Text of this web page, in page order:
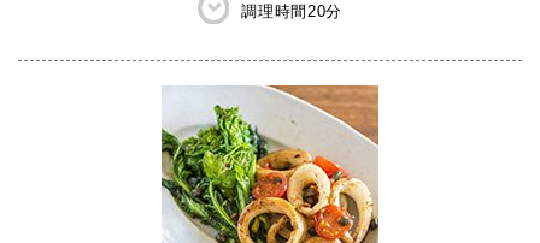
調理時間 20分